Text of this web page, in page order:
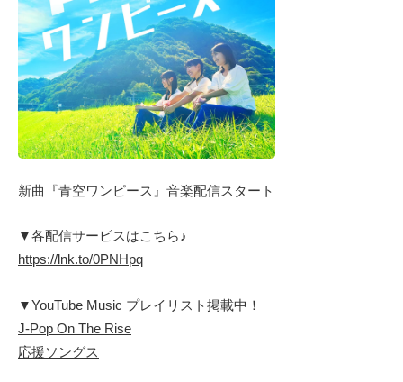
新曲『青空ワンピース』音楽配信スタート
▼各配信サービスはこちら♪
https://lnk.to/0PNHpq
▼YouTube Music プレイリスト掲載中！
J-Pop On The Rise
応援ソングス